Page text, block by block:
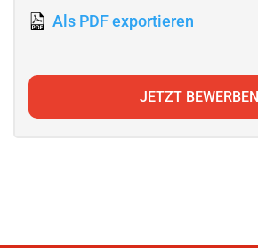
Als PDF exportieren
JETZT BEWERBEN